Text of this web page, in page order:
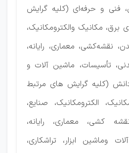
فنی و حرفه‌ای (کلیه گرایش
مکانیک والکترومکانیک،
نقشه‌کشی، معماری، رایانه،
تأسیسات، ماشین آلات و
(کلیه گرایش های مرتبط
الکترومکانیک، صنایع،
کشی، معماری، رایانه،
وماشین ابزار، تراشکاری،